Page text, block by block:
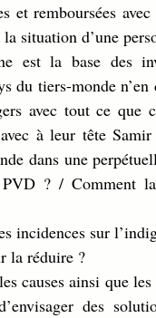
et remboursées
situation d’une
est la base des
du tiers-monde
avec tout ce que
à leur tête
dans une
PVD ? / Comment
incidences sur
la réduire ?
causes ainsi que
des